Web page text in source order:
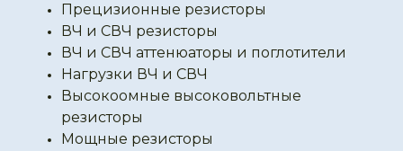
Прецизионные резисторы
ВЧ и СВЧ резисторы
ВЧ и СВЧ аттенюаторы и поглотители
Нагрузки ВЧ и СВЧ
Высокоомные высоковольтные
резисторы
Мощные резисторы